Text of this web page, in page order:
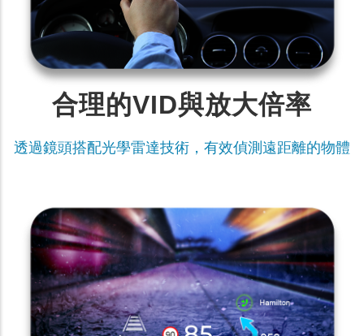
合理的VID與放大倍率
透過鏡頭搭配光學雷達技術，有效偵測遠距離的物體